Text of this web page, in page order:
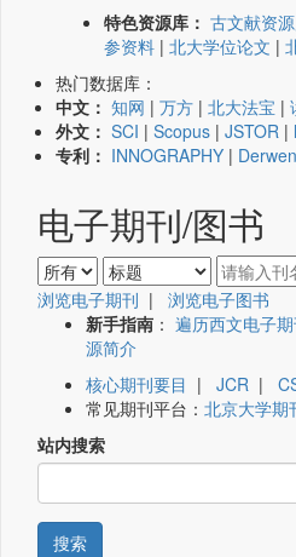
特色资源库： 古文献资
参资料 | 北大学位论文 |
热门数据库：
中文： 知网 | 万方 | 北大法宝 |
外文： SCI | Scopus | JSTOR |
专利： INNOGRAPHY |
电子期刊/图书
浏览电子期刊 | 浏览电子图书
新手指南 ： 遍历西文电子
源简介
核心期刊要目 | JCR |
常见期刊平台： 北京大学期
站内搜索
搜索